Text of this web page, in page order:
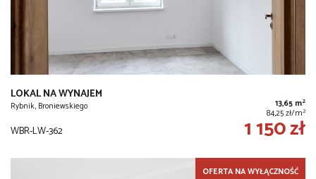
LOKAL NA WYNAJEM
Rybnik, Broniewskiego 13,65 m2
84,25 zł/m2
WBR-LW-362 1 150 zł
OFERTA NA WYŁĄCZNOŚĆ